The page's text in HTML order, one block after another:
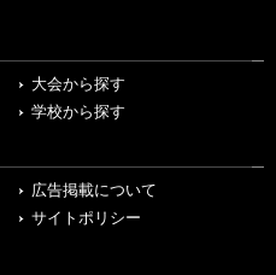
大会から探す
学校から探す
広告掲載について
サイトポリシー